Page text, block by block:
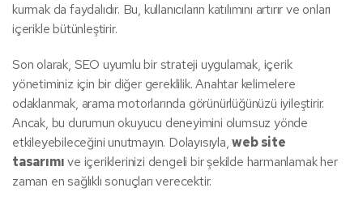
kurmak da faydalıdır. Bu, kullanıcıların katılımını artırır ve onları
içerikle bütünleştirir.
Son olarak, SEO uyumlu bir strateji uygulamak, içerik
yönetiminiz için bir diğer gereklilik. Anahtar kelimelere
odaklanmak, arama motorlarında görünürlüğünüzü iyileştirir.
Ancak, bu durumun okuyucu deneyimini olumsuz yönde
etkileyebileceğini unutmayın. Dolayısıyla,web site
tasarımıve içeriklerinizi dengeli bir şekilde harmanlamak her
zaman en sağlıklı sonuçları verecektir.